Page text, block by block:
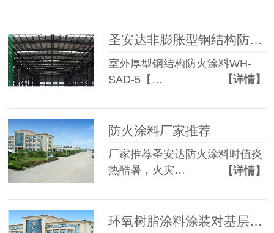
圣安达非膨胀型钢结构防火涂料-连云港防火涂料厂家
室外厚型钢结构防火涂料WH-
SAD-5【…
【详情】
防火涂料厂家推荐
厂家推荐圣安达防火涂料时值炎
热酷暑，火灾…
【详情】
环氧树脂涂料涂装对基层的要求